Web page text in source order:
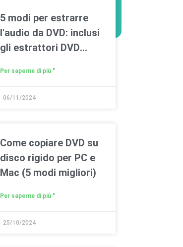
5 modi per estrarre
l'audio da DVD: inclusi
gli estrattori DVD
Per saperne di più "
06/11/2024
Come copiare DVD su
disco rigido per PC e
Mac (5 modi migliori)
Per saperne di più "
25/10/2024